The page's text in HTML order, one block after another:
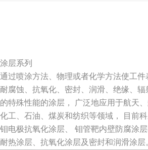
涂层系列
通过喷涂方法、物理或者化学方法使工件
耐腐蚀、抗氧化、密封、润滑、绝缘、
的特殊性能的涂层， 广泛地应用于航天、
化工、石油、煤炭和纺织等领域， 目前
钼电极抗氧化涂层、 钼管靶内壁防腐涂层
耐热涂层、抗氧化涂层及密封和润滑涂层。